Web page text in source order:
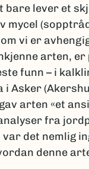
lever et
mycel
vi er
arten,
funn – i
i Asker
arten «et
fra
det nemlig
denne